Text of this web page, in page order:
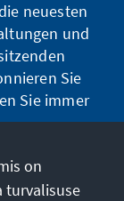
neuesten
und
Sie
Sie immer
on
turvalisuse